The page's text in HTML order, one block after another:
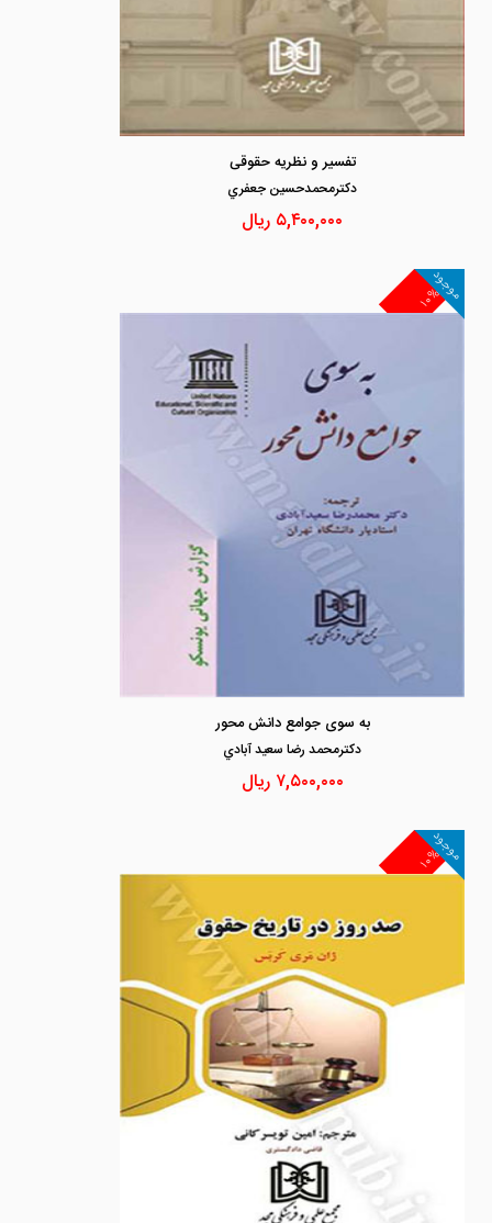
تفسیر و نظریه حقوقی
دكترمحمدحسين جعفري
۵,۴۰۰,۰۰۰ ریال
۱۰%
موجود
به سوی جوامع دانش محور
دكترمحمد رضا سعيد آبادي
۷,۵۰۰,۰۰۰ ریال
۱۰%
موجود